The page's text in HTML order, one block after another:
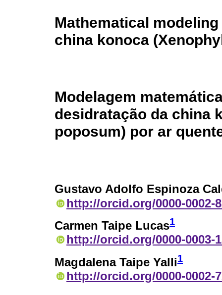
Mathematical
china konoca
Modelagem
desidratação da china
poposum) por ar
Gustavo Adolfo Espinoza
http://orcid.org/0000-0002-
Carmen Taipe Lucas1
http://orcid.org/0000-0003-
Magdalena Taipe Yalli1
http://orcid.org/0000-0002-